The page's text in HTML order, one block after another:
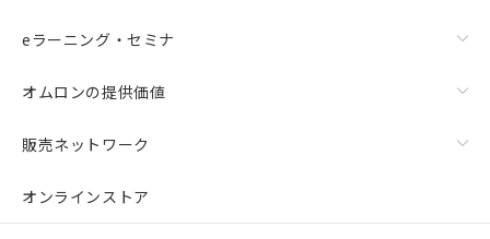
eラーニング・セミナ
オムロンの提供価値
販売ネットワーク
オンラインストア